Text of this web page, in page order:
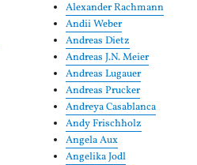
Alexander Rachmann
Andii Weber
Andreas Dietz
Andreas J.N. Meier
Andreas Lugauer
Andreas Prucker
Andreya Casablanca
Andy Frischholz
Angela Aux
Angelika Jodl